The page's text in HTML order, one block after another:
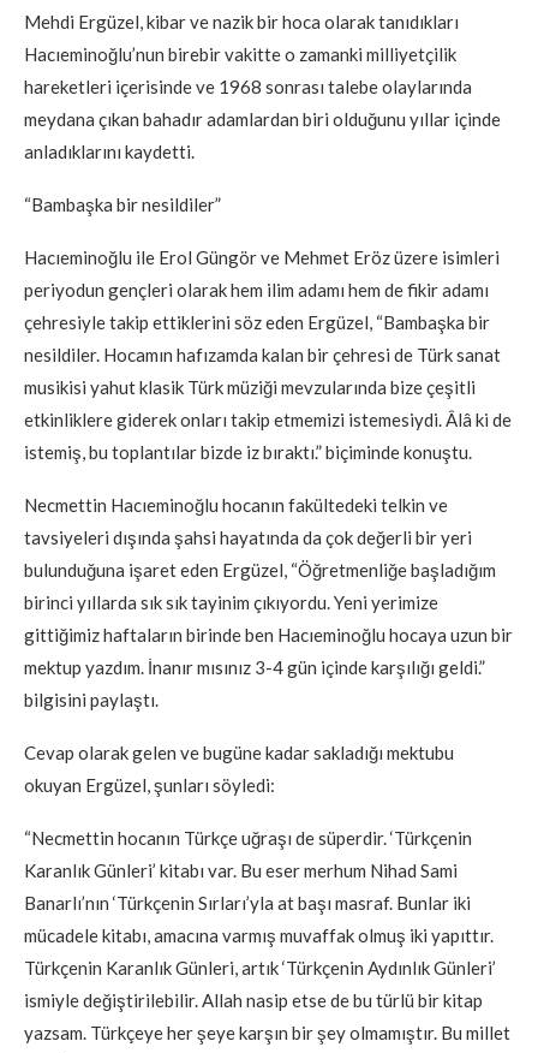
Mehdi Ergüzel, kibar ve nazik bir hoca olarak tanıdıkları
Hacıeminoğlu’nun birebir vakitte o zamanki milliyetçilik
hareketleri içerisinde ve 1968 sonrası talebe olaylarında
meydana çıkan bahadır adamlardan biri olduğunu yıllar içinde
anladıklarını kaydetti.
“Bambaşka bir nesildiler”
Hacıeminoğlu ile Erol Güngör ve Mehmet Eröz üzere isimleri
periyodun gençleri olarak hem ilim adamı hem de fikir adamı
çehresiyle takip ettiklerini söz eden Ergüzel, “Bambaşka bir
nesildiler. Hocamın hafızamda kalan bir çehresi de Türk sanat
musikisi yahut klasik Türk müziği mevzularında bize çeşitli
etkinliklere giderek onları takip etmemizi istemesiydi. Âlâ ki de
istemiş, bu toplantılar bizde iz bıraktı.” biçiminde konuştu.
Necmettin Hacıeminoğlu hocanın fakültedeki telkin ve
tavsiyeleri dışında şahsi hayatında da çok değerli bir yeri
bulunduğuna işaret eden Ergüzel, “Öğretmenliğe başladığım
birinci yıllarda sık sık tayinim çıkıyordu. Yeni yerimize
gittiğimiz haftaların birinde ben Hacıeminoğlu hocaya uzun bir
mektup yazdım. İnanır mısınız 3-4 gün içinde karşılığı geldi.”
bilgisini paylaştı.
Cevap olarak gelen ve bugüne kadar sakladığı mektubu
okuyan Ergüzel, şunları söyledi:
“Necmettin hocanın Türkçe uğraşı de süperdir. ‘Türkçenin
Karanlık Günleri’ kitabı var. Bu eser merhum Nihad Sami
Banarlı’nın ‘Türkçenin Sırları’yla at başı masraf. Bunlar iki
mücadele kitabı, amacına varmış muvaffak olmuş iki yapıttır.
Türkçenin Karanlık Günleri, artık ‘Türkçenin Aydınlık Günleri’
ismiyle değiştirilebilir. Allah nasip etse de bu türlü bir kitap
yazsam. Türkçeye her şeye karşın bir şey olmamıştır. Bu millet